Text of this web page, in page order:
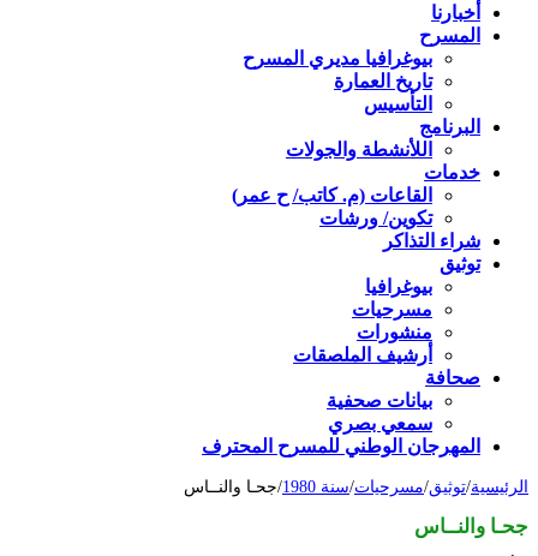
أخبارنا
المسرح
بيوغرافيا مديري المسرح
تاريخ العمارة
التأسيس
البرنامج
اللأنشطة والجولات
خدمات
القاعات (م. كاتب/ ح عمر)
تكوين/ ورشات
شراء التذاكر
توثيق
بيوغرافيا
مسرحيات
منشورات
أرشيف الملصقات
صحافة
بيانات صحفية
سمعي بصري
المهرجان الوطني للمسرح المحترف
الرئيسية/توثيق/مسرحيات/سنة 1980 /جحـا والنــاس
جحـا والنــاس